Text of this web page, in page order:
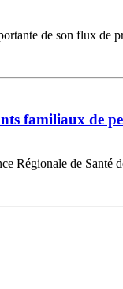
de son flux de
familiaux de
Régionale de